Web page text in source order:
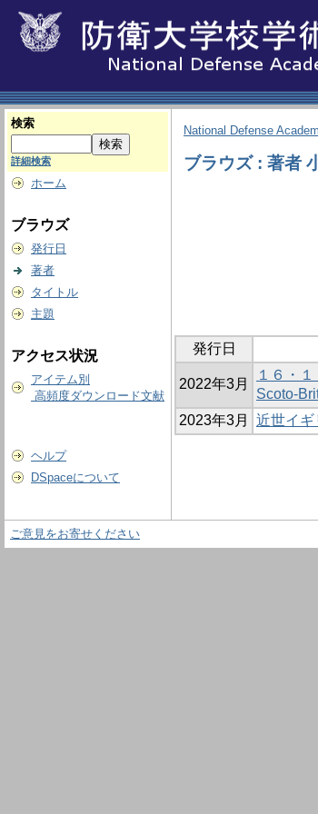
検索
詳細検索
ホーム
ブラウズ
発行日
著者
タイトル
主題
アクセス状況
アイテム別
高頻度ダウンロード文献
ヘルプ
DSpaceについて
National Defense
ブラウズ : 著者
発行日
2022年3月
１６・
Scoto-
2023年3月 近世イギ
ご意見をお寄せください